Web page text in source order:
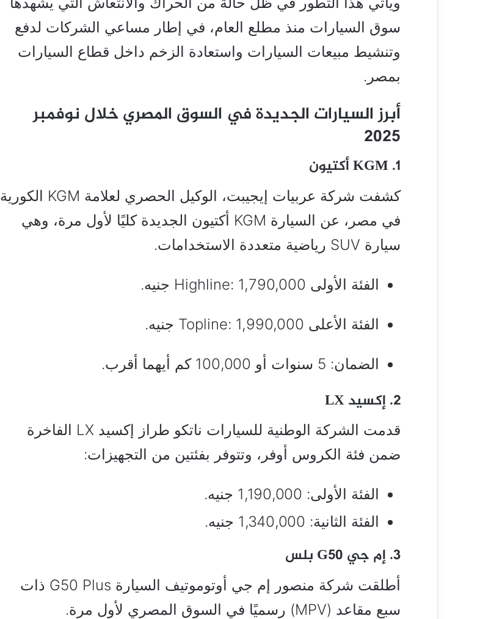
سوق السيارات منذ مطلع العام، في إطار مساعي الشركات لدفع
وتنشيط مبيعات السيارات واستعادة الزخم داخل قطاع السيارات
بمصر.
أبرز السيارات الجديدة في السوق المصري خلال نوفمبر
2025
1. KGM أكتيون
كشفت شركة عربيات إيجيبت، الوكيل الحصري لعلامة KGM الكورية
في مصر، عن السيارة KGM أكتيون الجديدة كليًا لأول مرة، وهي
سيارة SUV رياضية متعددة الاستخدامات.
الفئة الأولى Highline: 1,790,000 جنيه.
الفئة الأعلى Topline: 1,990,000 جنيه.
الضمان: 5 سنوات أو 100,000 كم أيهما أقرب.
2. إكسيد LX
قدمت الشركة الوطنية للسيارات ناتكو طراز إكسيد LX الفاخرة
ضمن فئة الكروس أوفر، وتتوفر بفئتين من التجهيزات:
الفئة الأولى: 1,190,000 جنيه.
الفئة الثانية: 1,340,000 جنيه.
3. إم جي G50 بلس
أطلقت شركة منصور إم جي أوتوموتيف السيارة G50 Plus ذات
سبع مقاعد (MPV) رسميًا في السوق المصري لأول مرة.